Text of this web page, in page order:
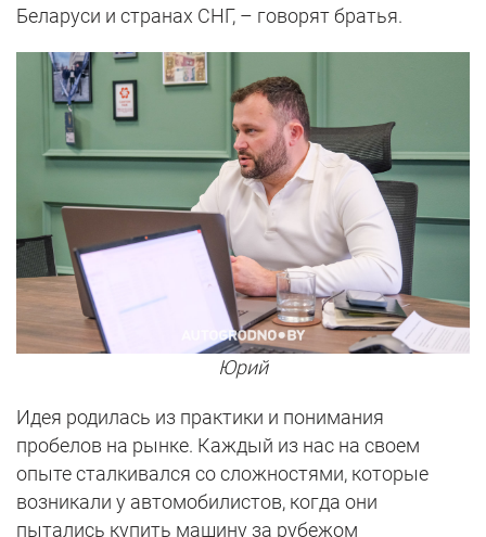
Беларуси и странах СНГ, – говорят братья.
Юрий
Идея родилась из практики и понимания
пробелов на рынке. Каждый из нас на своем
опыте сталкивался со сложностями, которые
возникали у автомобилистов, когда они
пытались купить машину за рубежом